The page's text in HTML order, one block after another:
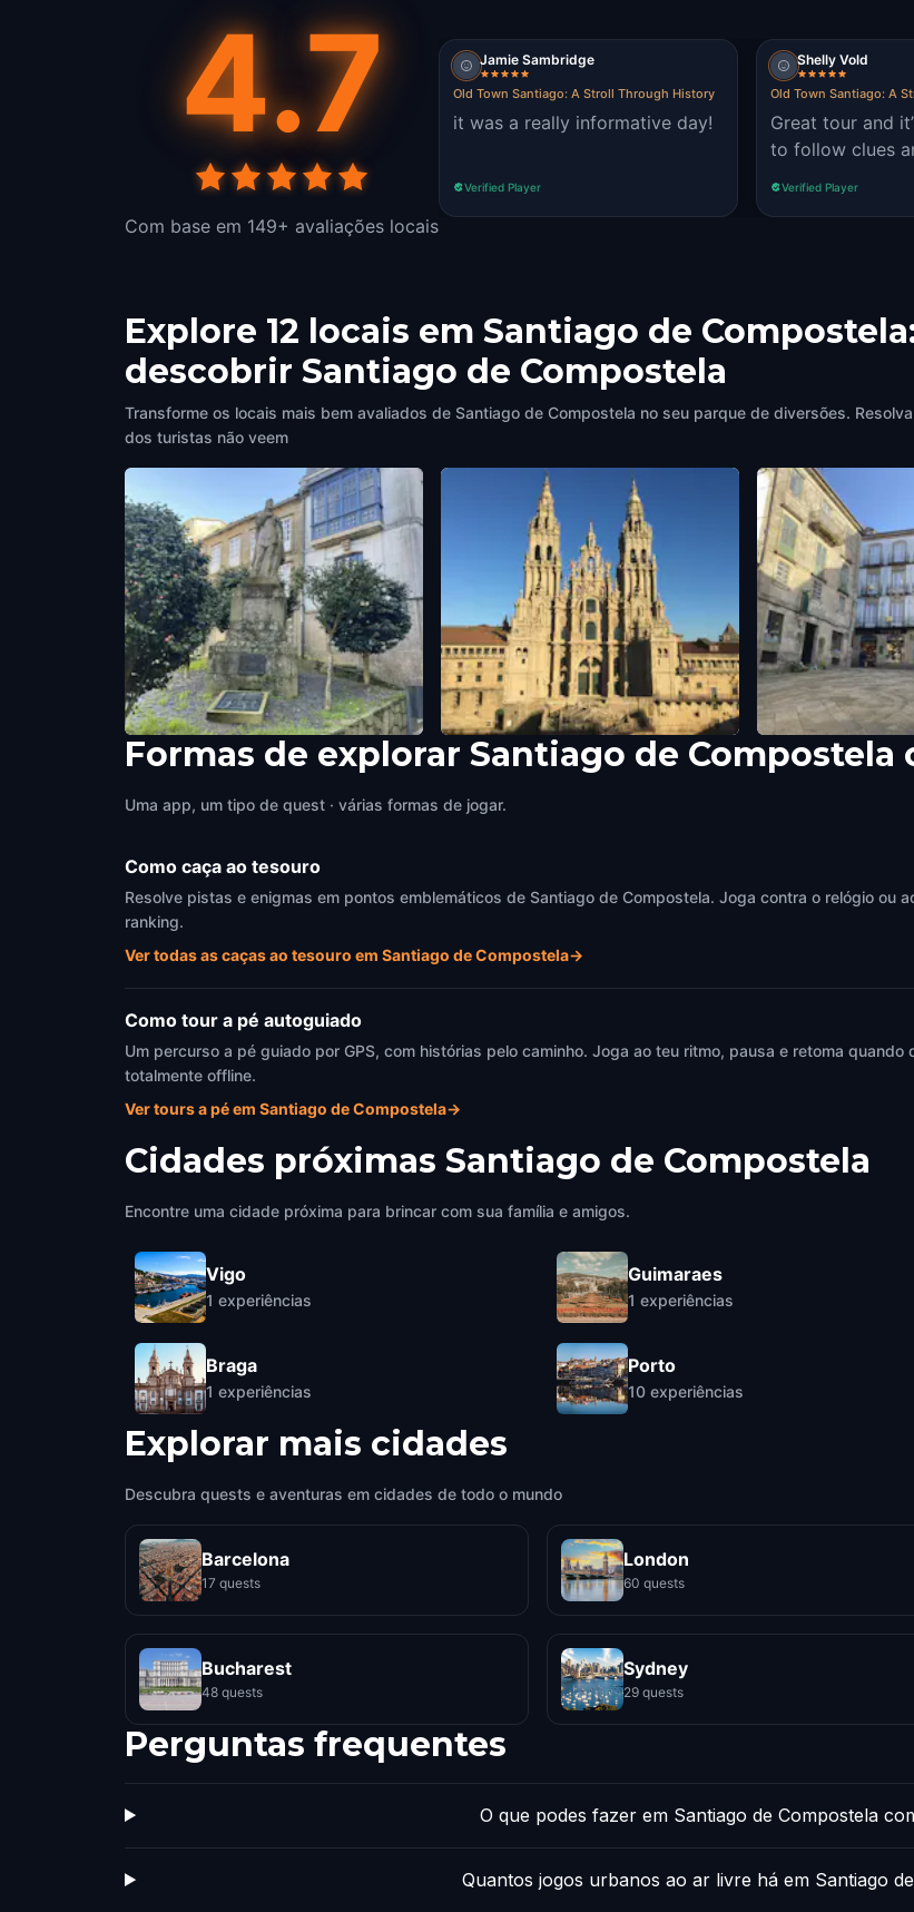
4.7
Com base em 149+ avaliações locais
Jamie Sambridge
Old Town Santiago: A Stroll Through History
it was a really informative day!
Verified Player
Shelly Vold
Old Town Santiago: A
Great tour and
to follow clues
Verified Player
Explore 12 locais em Santiago de
descobrir Santiago de Compostela
Transforme os locais mais bem avaliados de Santiago de Compostela no seu parque de diversões.
dos turistas não veem
Statue of King Alfonso II of Asturias Praza do Obradoiro Praza de
Formas de explorar Santiago de Compostela
Uma app, um tipo de quest · várias formas de jogar.
Como caça ao tesouro
Resolve pistas e enigmas em pontos emblemáticos de Santiago de Compostela. Joga contra o relógio ou
ranking.
Ver todas as caças ao tesouro em Santiago de Compostela→
Como tour a pé autoguiado
Um percurso a pé guiado por GPS, com histórias pelo caminho. Joga ao teu ritmo, pausa e retoma
totalmente offline.
Ver tours a pé em Santiago de Compostela→
Cidades próximas Santiago de Compostela
Encontre uma cidade próxima para brincar com sua família e amigos.
Vigo
1 experiências
Braga
1 experiências
Guimaraes
1 experiências
Porto
10 experiências
Explorar mais cidades
Descubra quests e aventuras em cidades de todo o mundo
Barcelona
17 quests
London
60 quests
Bucharest
48 quests
Sydney
29 quests
Perguntas frequentes
O que podes fazer em Santiago de Compostela
Quantos jogos urbanos ao ar livre há em Santiago